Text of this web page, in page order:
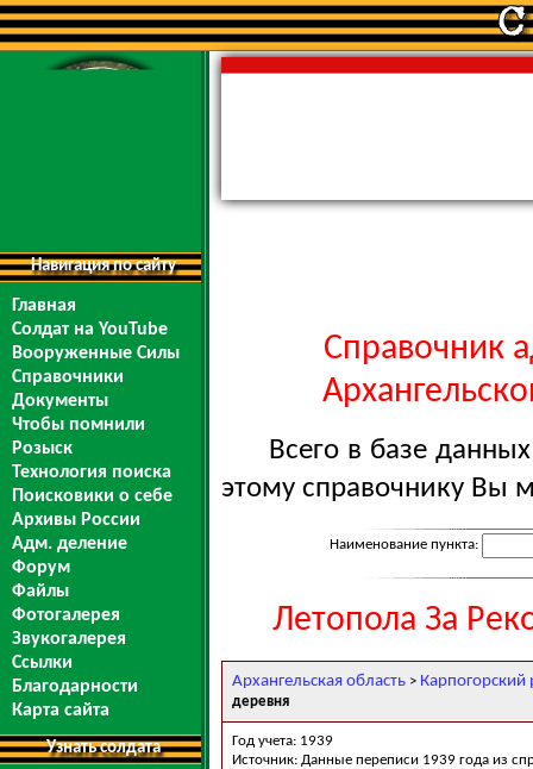
Навигация по сайту
Главная
Солдат на YouTube
Вооруженные Силы
Справочники
Документы
Чтобы помнили
Розыск
Технология поиска
Поисковики о себе
Архивы России
Адм. деление
Форум
Файлы
Фотогалерея
Звукогалерея
Ссылки
Благодарности
Карта сайта
Узнать солдата
Справочник
Всего в базе
этому справочнику Вы
Наименование пункта:
Летопола За
Архангельская область > Карпогорский
деревня
Год учета: 1939
Источник: Данные переписи 1939 года из